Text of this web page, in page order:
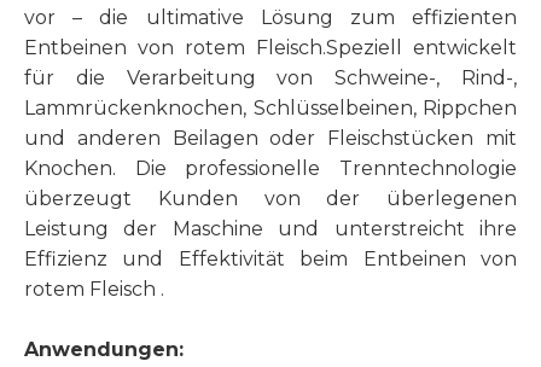
vor – die ultimative Lösung zum effizienten
Entbeinen von rotem Fleisch.Speziell entwickelt
für die Verarbeitung von Schweine-, Rind-,
Lammrückenknochen, Schlüsselbeinen, Rippchen
und anderen Beilagen oder Fleischstücken mit
Knochen. Die professionelle Trenntechnologie
überzeugt Kunden von der überlegenen
Leistung der Maschine und unterstreicht ihre
Effizienz und Effektivität beim Entbeinen von
rotem Fleisch .
Anwendungen: